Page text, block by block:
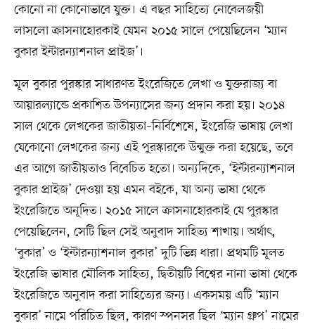
কোনো না কোনোভাবে যুক্ত। এ বছর সাহিত্যে নোবেলজয়ী
লাসলো ক্রাসনাহোরকাই যেমন ২০১৫ সালে পেয়েছিলেন ‘ম্যান
বুকার ইন্টারন্যাশনাল প্রাইজ’।
মূল বুকার পুরস্কার সাধারণত ইংরেজিতে লেখা ও যুক্তরাজ্য বা
আয়ারল্যান্ডে প্রকাশিত উপন্যাসের জন্য প্রদান করা হয়। ২০১৪
সাল থেকে লেখকের জাতীয়তা–নির্বিশেষে, ইংরেজি ভাষায় লেখা
যেকোনো লেখকের জন্য এই পুরস্কারকে উন্মুক্ত করা হয়েছে, তবে
এর আগে জাতীয়তাও বিবেচিত হতো। অন্যদিকে, ‘ইন্টারন্যাশনাল
বুকার প্রাইজ’ দেওয়া হয় এমন বইকে, যা অন্য ভাষা থেকে
ইংরেজিতে অনূদিত। ২০১৫ সালে ক্রাসনাহোরকাই যে পুরস্কার
পেয়েছিলেন, সেটি ছিল সেই অনুবাদ সাহিত্য শাখায়। অর্থাৎ,
‘বুকার’ ও ‘ইন্টারন্যাশনাল বুকার’ দুটি ভিন্ন ধারা। প্রথমটি মূলত
ইংরেজি ভাষার মৌলিক সাহিত্য, দ্বিতীয়টি বিশ্বের নানা ভাষা থেকে
ইংরেজিতে অনুবাদ করা সাহিত্যের জন্য। একসময় এটি ‘ম্যান
বুকার’ নামে পরিচিত ছিল, কারণ স্পনসর ছিল ‘ম্যান গ্রুপ’ নামের